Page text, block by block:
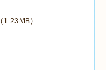
(1.23MB)